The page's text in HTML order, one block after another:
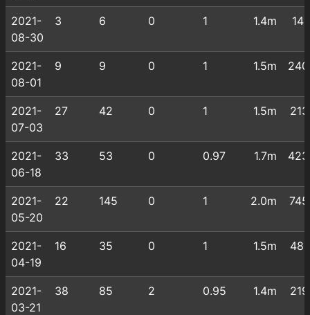
2021-
08-30
3 6 0 1 1.4m
2021-
08-01
9 9 0 1 1.5m
2021-
07-03
27 42 0 1 1.5m
2021-
06-18
33 53 0 0.97 1.7m
2021-
05-20
22 145 0 1 2.0m
2021-
04-19
16 35 0 1 1.5m
2021-
03-21
38 85 2 0.95 1.4m